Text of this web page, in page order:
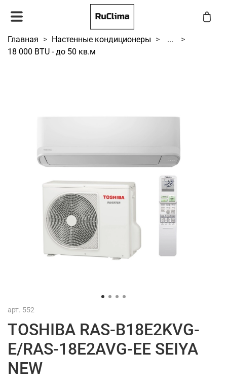
Главная Настенные кондиционеры
...
18 000 BTU - до 50 кв.м
арт. 552
TOSHIBA RAS-B18E2KVG-
E/RAS-18E2AVG-EE SEIYA
NEW